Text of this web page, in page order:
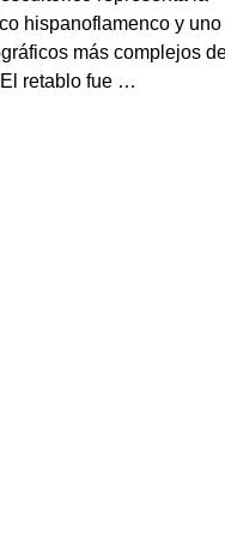
hispanoflamenco y uno
más complejos
retablo fue …